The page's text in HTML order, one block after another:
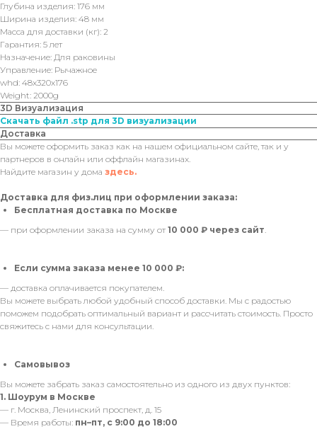
Глубина изделия: 176 мм
Ширина изделия: 48 мм
Масса для доставки (кг): 2
Гарантия: 5 лет
Назначение: Для раковины
Управление: Рычажное
whd: 48x320x176
Weight: 2000g
3D Визуализация
Скачать файл .stp для 3D визуализации
Доставка
Вы можете оформить заказ как на нашем официальном сайте, так и у
партнеров в онлайн или оффлайн магазинах.
Найдите магазин у дома здесь.
Доставка для физ.лиц при оформлении заказа:
Бесплатная доставка по Москве
— при оформлении заказа на сумму от 10 000 ₽ через сайт.
Если сумма заказа менее 10 000 ₽:
— доставка оплачивается покупателем.
Вы можете выбрать любой удобный способ доставки. Мы с радостью
поможем подобрать оптимальный вариант и рассчитать стоимость. Просто
свяжитесь с нами для консультации.
Самовывоз
Вы можете забрать заказ самостоятельно из одного из двух пунктов:
1. Шоурум в Москве
— г. Москва, Ленинский проспект, д. 15
— Время работы: пн–пт, с 9:00 до 18:00